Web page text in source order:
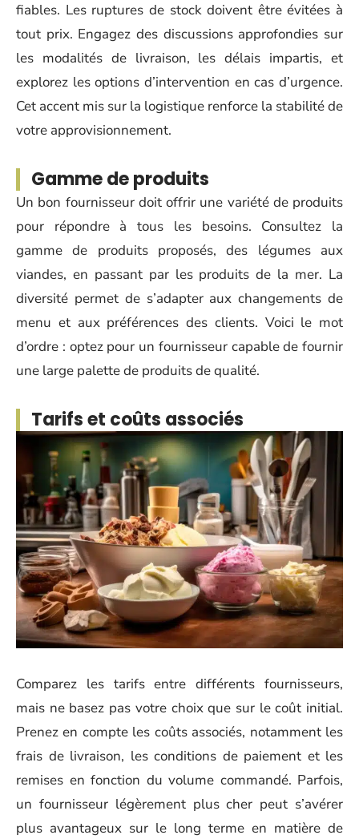
fiables. Les ruptures de stock doivent être évitées à
tout prix. Engagez des discussions approfondies sur
les modalités de livraison, les délais impartis, et
explorez les options d’intervention en cas d’urgence.
Cet accent mis sur la logistique renforce la stabilité de
votre approvisionnement.
Gamme de produits
Un bon fournisseur doit offrir une variété de produits
pour répondre à tous les besoins. Consultez la
gamme de produits proposés, des légumes aux
viandes, en passant par les produits de la mer. La
diversité permet de s’adapter aux changements de
menu et aux préférences des clients. Voici le mot
d’ordre : optez pour un fournisseur capable de fournir
une large palette de produits de qualité.
Tarifs et coûts associés
Comparez les tarifs entre différents fournisseurs,
mais ne basez pas votre choix que sur le coût initial.
Prenez en compte les coûts associés, notamment les
frais de livraison, les conditions de paiement et les
remises en fonction du volume commandé. Parfois,
un fournisseur légèrement plus cher peut s’avérer
plus avantageux sur le long terme en matière de